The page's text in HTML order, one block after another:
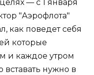
— с 1 января
"Аэрофлота"
как поведет себя
которые
и каждое утром
вставать нужно в